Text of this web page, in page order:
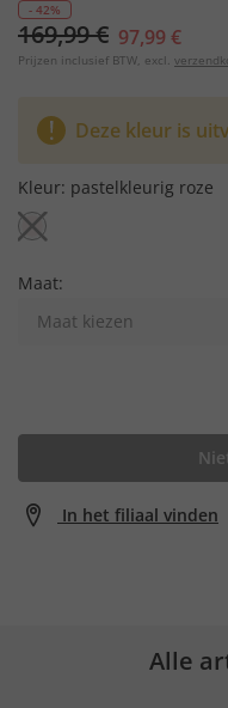
- 42%
169,99 € 97,99 €
Prijzen inclusief BTW, excl.
Deze kleur is
Kleur: pastelkleurig roze
Maat:
Maat kiezen
In het filiaal vinden
Alle